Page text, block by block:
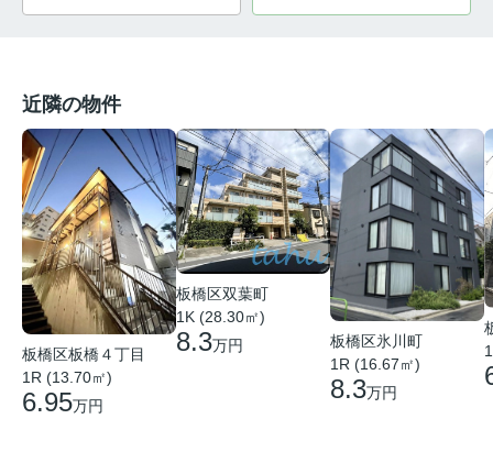
近隣の物件
板橋区板橋４丁目
1R (13.70㎡)
6.95万円
板橋区双葉町
1K (28.30㎡)
8.3万円
板橋区氷川町
1R (16.67㎡)
8.3万円